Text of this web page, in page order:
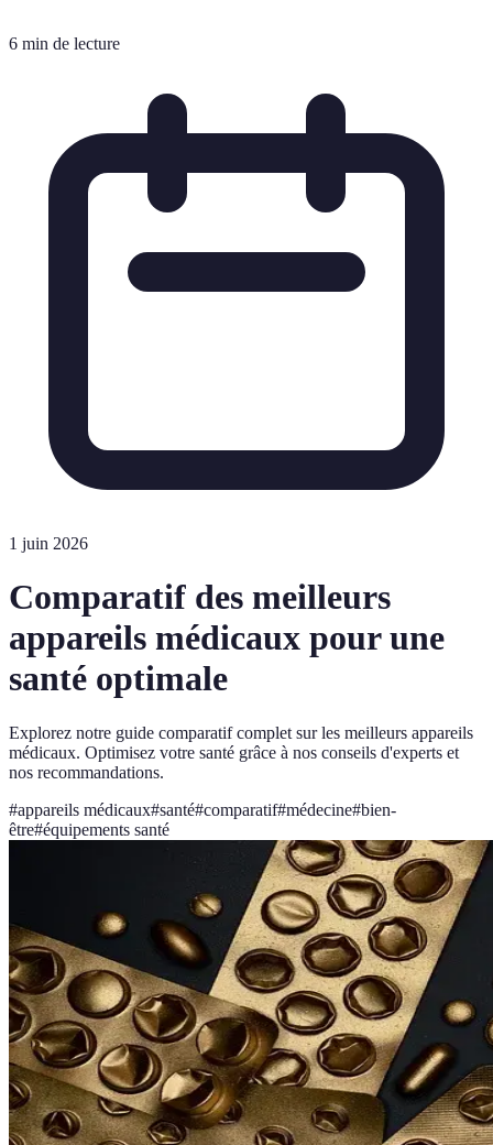
6 min de lecture
1 juin 2026
Comparatif des meilleurs
appareils médicaux pour une
santé optimale
Explorez notre guide comparatif complet sur les meilleurs appareils
médicaux. Optimisez votre santé grâce à nos conseils d'experts et
nos recommandations.
#appareils médicaux#santé#comparatif#médecine#bien-
être#équipements santé